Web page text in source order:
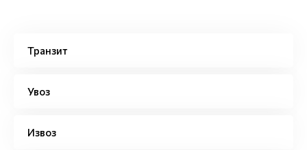
Транзит
Увоз
Извоз